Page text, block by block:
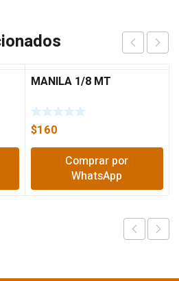
MANILA 1/8 MT
$160
Comprar por
WhatsApp